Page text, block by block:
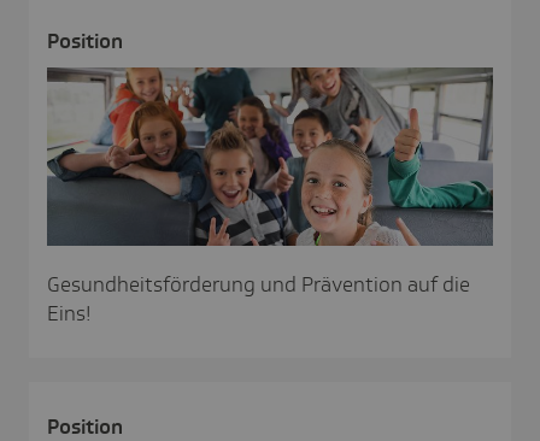
Posi­tion
Gesundheitsförderung und Prävention auf die
Eins!
Posi­tion